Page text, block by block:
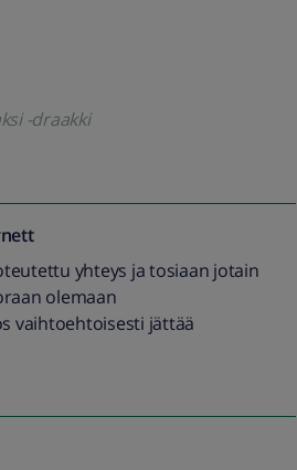
-draakki
yhteys ja tosiaan jotain
olemaan
vaihtoehtoisesti jättää